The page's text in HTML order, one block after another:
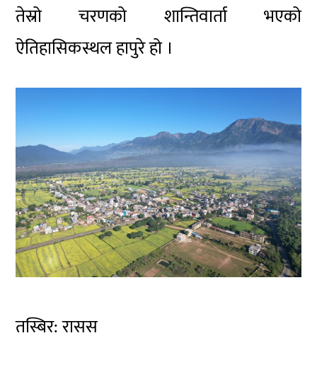
तेस्रो चरणको शान्तिवार्ता भएको
ऐतिहासिकस्थल हापुरे हो ।
तस्बिर: रासस